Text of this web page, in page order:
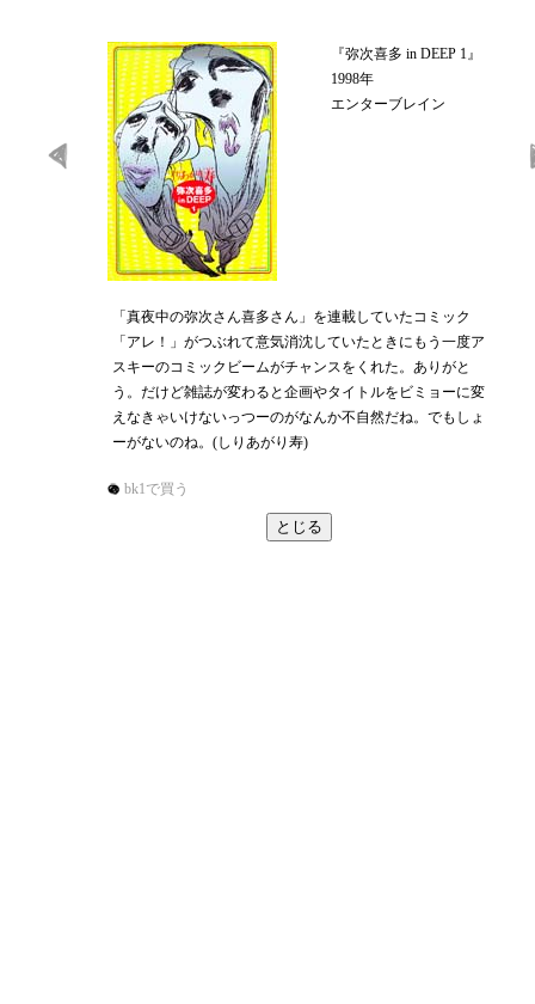
『弥次喜多 in DEEP 1』
1998年
エンターブレイン
「真夜中の弥次さん喜多さん」を連載していたコミック
「アレ！」がつぶれて意気消沈していたときにもう一度ア
スキーのコミックビームがチャンスをくれた。ありがと
う。だけど雑誌が変わると企画やタイトルをビミョーに変
えなきゃいけないっつーのがなんか不自然だね。でもしょ
ーがないのね。(しりあがり寿)
bk1で買う